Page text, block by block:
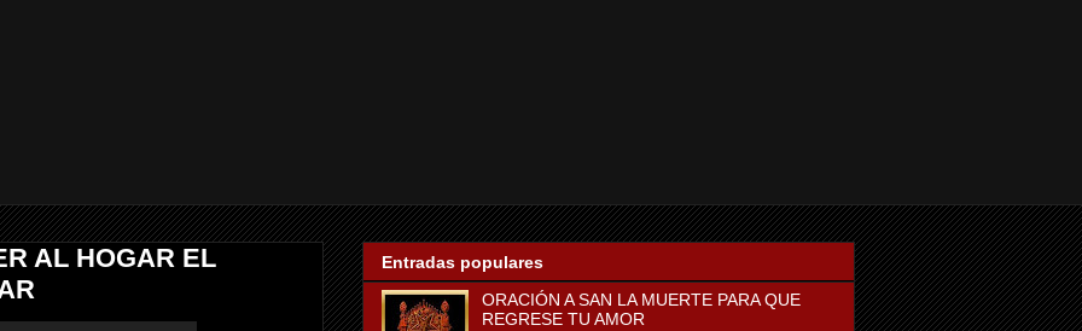
AL HOGAR EL
Entradas populares
ORACIÓN A SAN LA MUERTE PARA QUE
REGRESE TU AMOR